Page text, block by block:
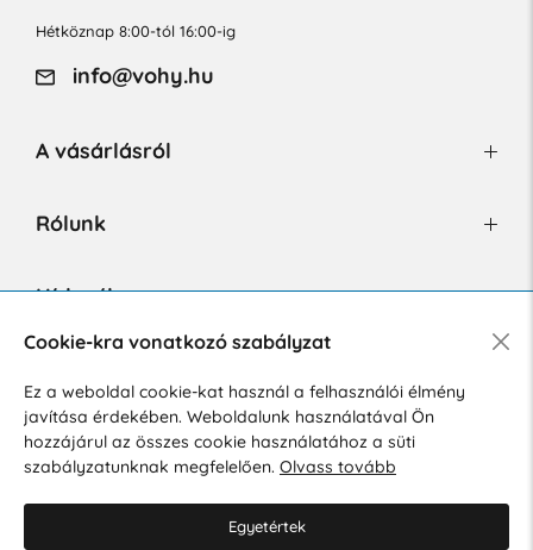
Hétköznap 8:00-tól 16:00-ig
info@vohy.hu
A vásárlásról
Rólunk
Hírlevél
Hozzájárulok a személyes adatok marketing célú kezeléséhez.
Személyes adatok védelmére vonatkozó szabályzat.
Cookie-kra vonatkozó szabályzat
Ez a weboldal cookie-kat használ a felhasználói élmény
javítása érdekében. Weboldalunk használatával Ön
hozzájárul az összes cookie használatához a süti
szabályzatunknak megfelelően. Olvass tovább
Egyetértek